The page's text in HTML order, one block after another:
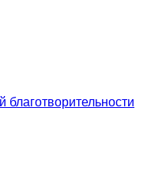
благотворительности